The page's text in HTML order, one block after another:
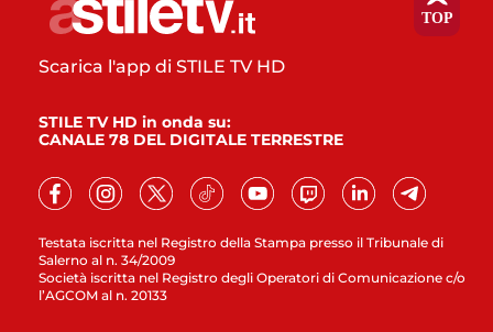
Testata iscritta nel Registro della Stampa presso il Tribunale di
Salerno al n. 34/2009
Società iscritta nel Registro degli Operatori di Comunicazione c/o
l’AGCOM al n. 20133
Scarica l'app di STILE TV HD
STILE TV HD in onda su:
CANALE 78 DEL DIGITALE TERRESTRE